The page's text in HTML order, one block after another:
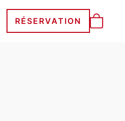
RÉSERVATION